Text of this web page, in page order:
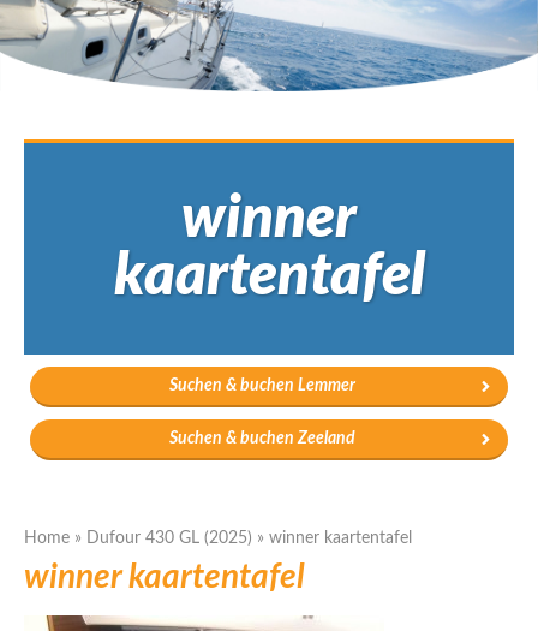
winner
kaartentafel
Suchen & buchen Lemmer
Suchen & buchen Zeeland
Home » Dufour 430 GL (2025) » winner kaartentafel
winner kaartentafel